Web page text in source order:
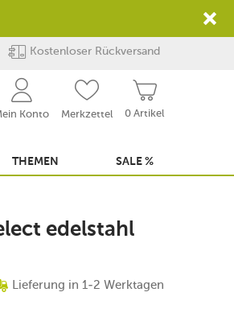
Kostenloser Rückversand
0 Artikel
Konto Merkzettel
THEMEN SALE %
edelstahl
Lieferung in 1-2 Werktagen